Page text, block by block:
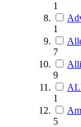
1
1
7
9
1
5